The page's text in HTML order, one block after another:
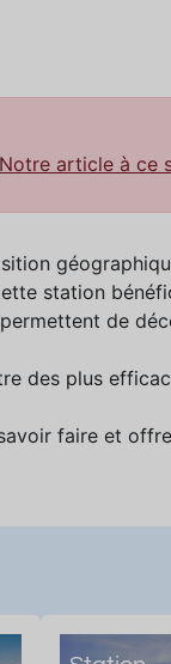
Notre article à ce
station
de
des plus
faire et